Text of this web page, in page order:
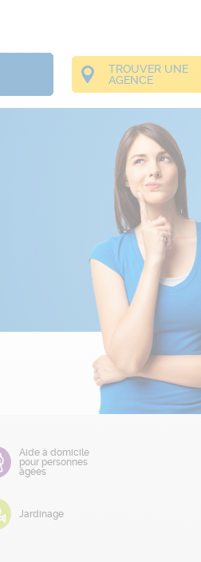
TROUVER UNE
AGENCE
Aide à domicile
pour personnes
âgées
Jardinage